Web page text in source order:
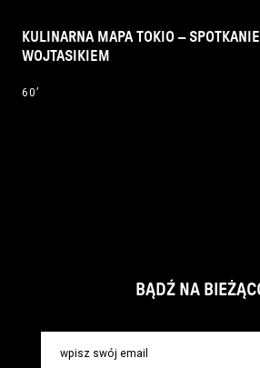
KULINARNA MAPA TOKIO –
WOJTASIKIEM
60’
BĄDŹ NA